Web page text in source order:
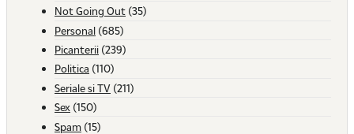
Not Going Out (35)
Personal (685)
Picanterii (239)
Politica (110)
Seriale si TV (211)
Sex (150)
Spam (15)